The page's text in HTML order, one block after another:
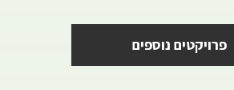
פרויקטים נוספים